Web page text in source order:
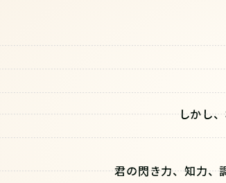
しかし
君の閃き力、知力、